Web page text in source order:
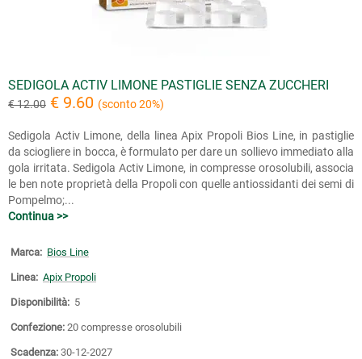
SEDIGOLA ACTIV LIMONE PASTIGLIE SENZA ZUCCHERI
€ 12.00 € 9.60 (sconto 20%)
Sedigola Activ Limone, della linea Apix Propoli Bios Line, in pastiglie
da sciogliere in bocca, è formulato per dare un sollievo immediato alla
gola irritata. Sedigola Activ Limone, in compresse orosolubili, associa
le ben note proprietà della Propoli con quelle antiossidanti dei semi di
Pompelmo;...
Continua >>
Marca: Bios Line
Linea: Apix Propoli
Disponibilità: 5
Confezione: 20 compresse orosolubili
Scadenza: 30-12-2027